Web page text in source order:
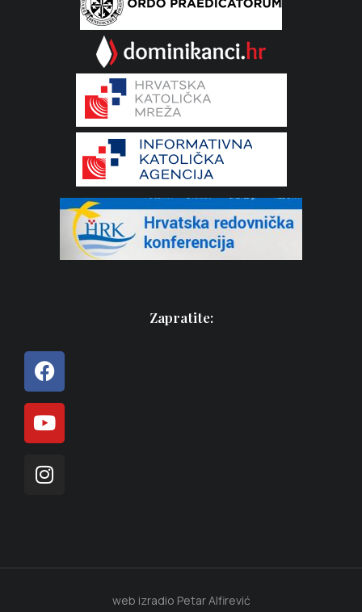
Zapratite:
web izradio Petar Alfirević